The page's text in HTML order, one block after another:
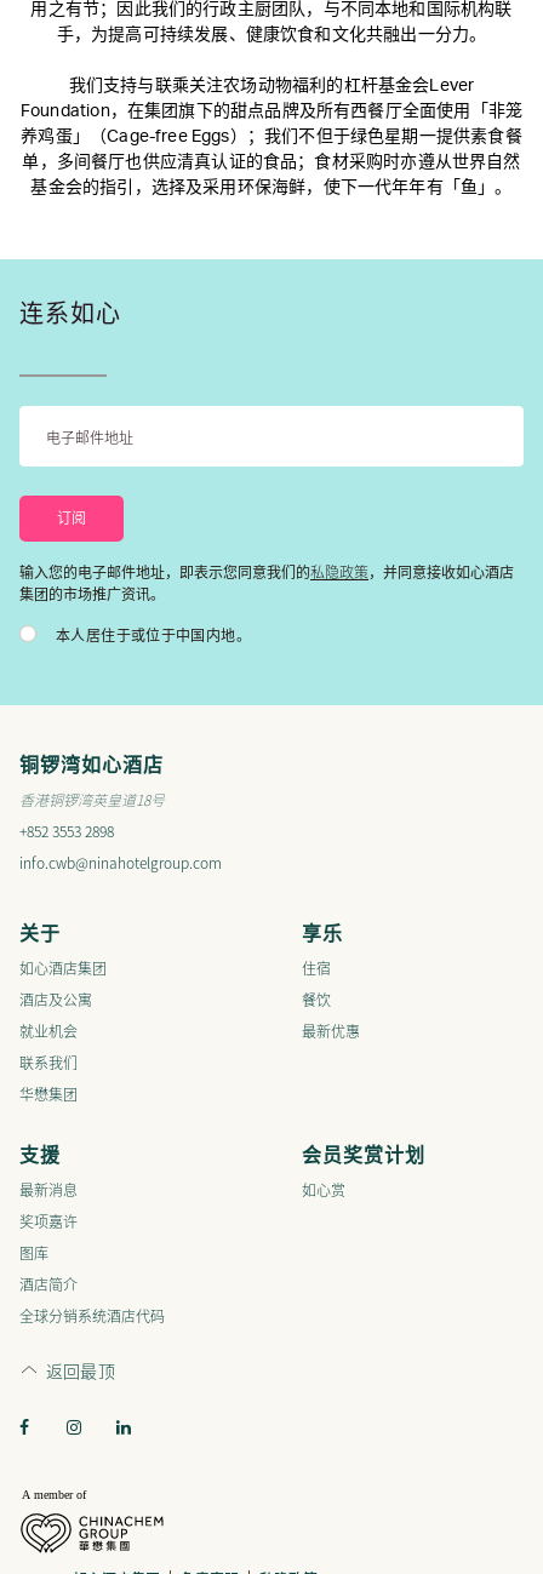
用之有节；因此我们的行政主厨团队，与不同本地和国际机构联
手，为提高可持续发展、健康饮食和文化共融出一分力。
我们支持与联乘关注农场动物福利的杠杆基金会Lever
Foundation，在集团旗下的甜点品牌及所有西餐厅全面使用「非笼
养鸡蛋」（Cage-free Eggs）；我们不但于绿色星期一提供素食餐
单，多间餐厅也供应清真认证的食品；食材采购时亦遵从世界自然
基金会的指引，选择及采用环保海鲜，使下一代年年有「鱼」。
连系如心
输入您的电子邮件地址，即表示您同意我们的私隐政策 ，并同意接收如心酒店
集团的市场推广资讯。
本人居住于或位于中国内地。
铜锣湾如心酒店
香港铜锣湾英皇道18号
+852 3553 2898
info.cwb@ninahotelgroup.com
关于
如心酒店集团
酒店及公寓
就业机会
联系我们
华懋集团
享乐
住宿
餐饮
最新优惠
支援
最新消息
奖项嘉许
图库
酒店简介
全球分销系统酒店代码
会员奖赏计划
如心赏
返回最顶